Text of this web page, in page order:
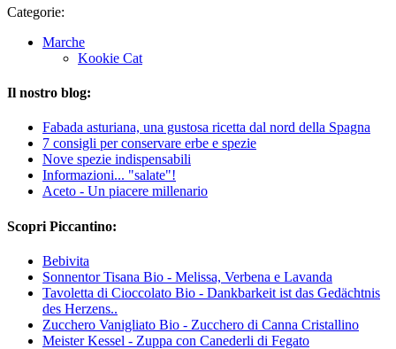
Categorie:
Marche
Kookie Cat
Il nostro blog:
Fabada asturiana, una gustosa ricetta dal nord della Spagna
7 consigli per conservare erbe e spezie
Nove spezie indispensabili
Informazioni... "salate"!
Aceto - Un piacere millenario
Scopri Piccantino:
Bebivita
Sonnentor Tisana Bio - Melissa, Verbena e Lavanda
Tavoletta di Cioccolato Bio - Dankbarkeit ist das Gedächtnis
des Herzens..
Zucchero Vanigliato Bio - Zucchero di Canna Cristallino
Meister Kessel - Zuppa con Canederli di Fegato